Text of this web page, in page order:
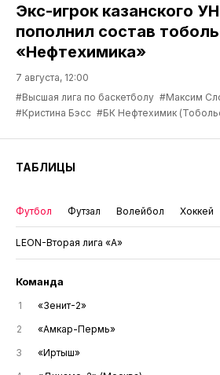
Экс-игрок казанского
пополнил состав
«Нефтехимика»
7 августа, 12:00
#Высшая лига по баскетболу #Максим
#Кристина Бэсс #БК Нефтехимик
ТАБЛИЦЫ
Футбол Футзал Волейбол Хоккей
LEON-Вторая лига «А»
Команда
1 «Зенит-2»
2
«Амкар-Пермь»
3
«Иртыш»